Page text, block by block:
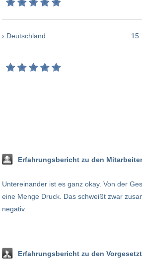
› Deutschland 15
Erfahrungsbericht zu den
Untereinander ist es ganz okay. Von der
eine Menge Druck. Das schweißt zwar
negativ.
Erfahrungsbericht zu den